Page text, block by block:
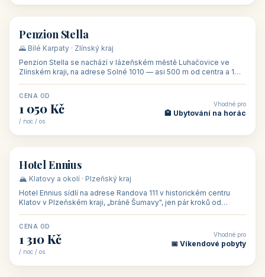
🏡 penzion
Penzion Stella
🌄 Bílé Karpaty · Zlínský kraj
Penzion Stella se nachází v lázeňském městě Luhačovice ve
Zlínském kraji, na adrese Solné 1010 — asi 500 m od centra a 1
CENA OD
1 050 Kč
/ noc / os.
Vhodné pro
🏨 Ubytování na horác
🏨 hotel
Hotel Ennius
🏔️ Klatovy a okolí · Plzeňský kraj
Hotel Ennius sídlí na adrese Randova 111 v historickém centru
Klatov v Plzeňském kraji, „bráně Šumavy", jen pár kroků od
CENA OD
1 310 Kč
/ noc / os.
Vhodné pro
📅 Víkendové pobyty